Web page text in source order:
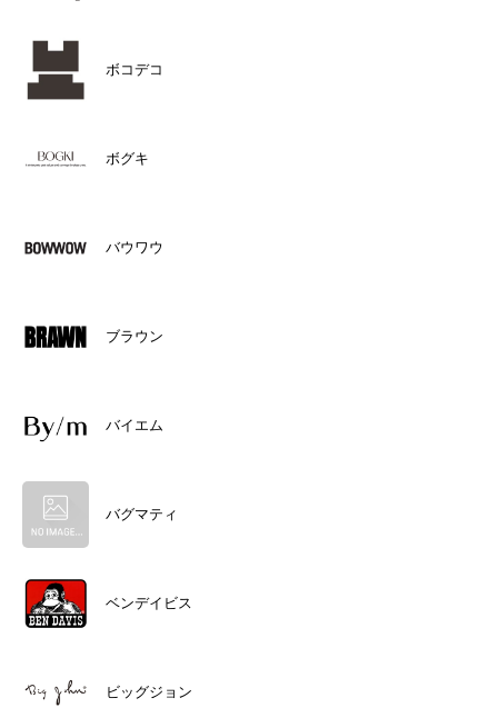
ボコデコ
ボグキ
バウワウ
ブラウン
バイエム
バグマティ
ベンデイビス
ビッグジョン